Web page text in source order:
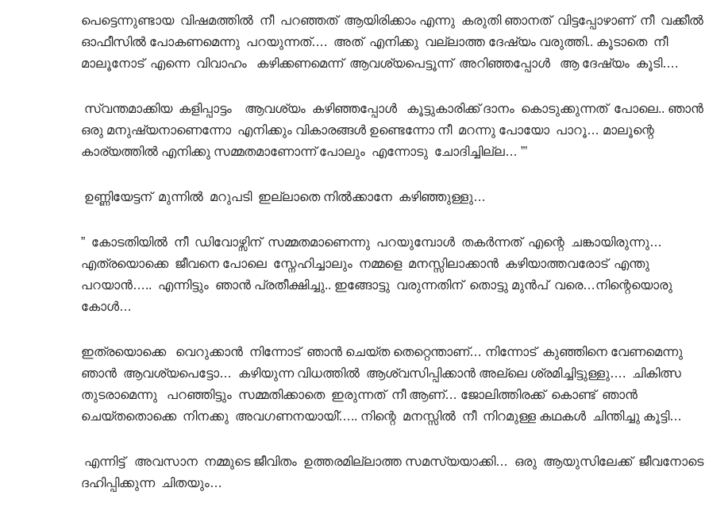
പെട്ടെന്നുണ്ടായ വിഷമത്തില്‍ നീ പറഞ്ഞത് ആയിരിക്കാം എന്നു കരുതി ഞാനത് വിട്ടപ്പോഴാണ് നീ വക്കീല്‍
ഓഫീസില്‍ പോകണമെന്നു പറയുന്നത്…. അത് എനിക്കു വല്ലാത്ത ദേഷ്യം വരുത്തി.. കൂടാതെ നീ
മാലൂനോട് എന്നെ വിവാഹം കഴിക്കണമെന്ന് ആവശ്യപെട്ടൂന്ന് അറിഞ്ഞപ്പോള്‍ ആ ദേഷ്യം കൂടി….
സ്വന്തമാക്കിയ കളിപ്പാട്ടം ആവശ്യം കഴിഞ്ഞപ്പോള്‍ കൂട്ടുകാരിക്ക് ദാനം കൊടുക്കുന്നത് പോലെ.. ഞാന്‍
ഒരു മനുഷ്യനാണെന്നോ എനിക്കും വികാരങ്ങള്‍ ഉണ്ടെന്നോ നീ മറന്നു പോയോ പാറൂ… മാലൂന്റെ
കാര്യത്തില്‍ എനിക്കു സമ്മതമാണോന്ന് പോലും എന്നോടു ചോദിച്ചില്ല… ”’
ഉണ്ണിയേട്ടന് മുന്നില്‍ മറുപടി ഇല്ലാതെ നില്‍ക്കാനേ കഴിഞ്ഞുള്ളു…
” കോടതിയില്‍ നീ ഡിവോഴ്സിന് സമ്മതമാണെന്നു പറയുമ്പോള്‍ തകര്‍ന്നത് എന്റെ ചങ്കായിരുന്നു…
എത്രയൊക്കെ ജീവനെ പോലെ സ്നേഹിച്ചാലും നമ്മളെ മനസ്സിലാക്കാന്‍ കഴിയാത്തവരോട് എന്തു
പറയാന്‍….. എന്നിട്ടും ഞാന്‍ പ്രതീക്ഷിച്ചു.. ഇങ്ങോട്ടു വരുന്നതിന് തൊട്ടു മുന്‍പ് വരെ…നിന്റെയൊരു
കോള്‍…
ഇത്രയൊക്കെ വെറുക്കാന്‍ നിന്നോട് ഞാന്‍ ചെയ്ത തെറ്റെന്താണ്… നിന്നോട് കുഞ്ഞിനെ വേണമെന്നു
ഞാന്‍ ആവശ്യപെട്ടോ… കഴിയുന്ന വിധത്തില്‍ ആശ്വസിപ്പിക്കാന്‍ അല്ലെ ശ്രമിച്ചിട്ടുള്ളു…. ചികിത്സ
തുടരാമെന്നു പറഞ്ഞിട്ടും സമ്മതിക്കാതെ ഇരുന്നത് നീ ആണ്… ജോലിത്തിരക്ക് കൊണ്ട് ഞാന്‍
ചെയ്തതൊക്കെ നിനക്കു അവഗണനയായി്‌….. നിന്റെ മനസ്സില്‍ നീ നിറമുള്ള കഥകള്‍ ചിന്തിച്ചു കൂട്ടി…
എന്നിട്ട് അവസാന നമ്മുടെ ജീവിതം ഉത്തരമില്ലാത്ത സമസ്യയാക്കി… ഒരു ആയുസിലേക്ക് ജീവനോടെ
ദഹിപ്പിക്കുന്ന ചിതയും…